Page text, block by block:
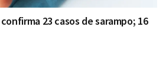
23 casos de sarampo; 16